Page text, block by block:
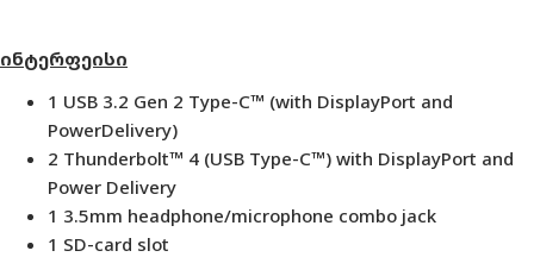
ინტერფეისი
1 USB 3.2 Gen 2 Type-C™ (with DisplayPort and
PowerDelivery)
2 Thunderbolt™ 4 (USB Type-C™) with DisplayPort and
Power Delivery
1 3.5mm headphone/microphone combo jack
1 SD-card slot